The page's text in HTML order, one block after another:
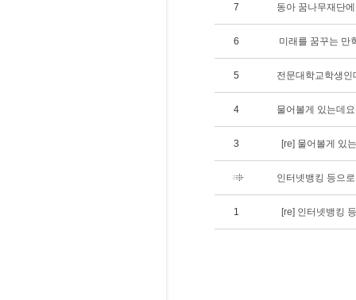
7 동아 꿈나무재단
6 미래를 꿈꾸는 만
5 전문대학교학생인
4 물어볼게 있는데
3 [re] 물어볼게 있
인터넷뱅킹 등으
1 [re] 인터넷뱅킹